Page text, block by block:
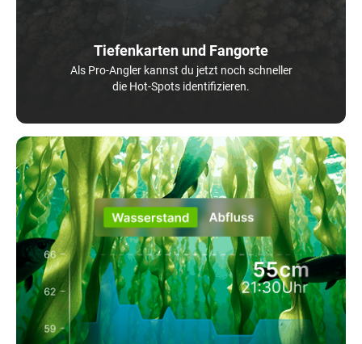
Tiefenkarten und Fangorte
Als Pro-Angler kannst du jetzt noch schneller
die Hot-Spots identifizieren.